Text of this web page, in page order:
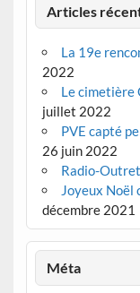
Articles
La 19e
2022
Le cimetière
juillet 2022
PVE capté
26 juin 2022
Radio-
Joyeux Noël
décembre 2021
Méta